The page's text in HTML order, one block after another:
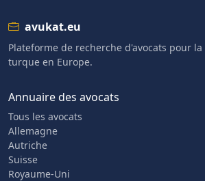
avukat.eu
Plateforme de recherche d'avocats pour
turque en Europe.
Annuaire des avocats
Tous les avocats
Allemagne
Autriche
Suisse
Royaume-Uni